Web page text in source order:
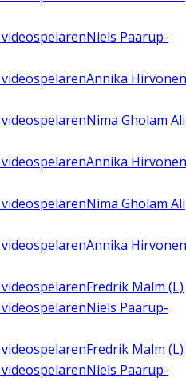
Niels Paarup-
Annika Hirvonen
Nima Gholam Ali
Annika Hirvonen
Nima Gholam Ali
Annika Hirvonen
Fredrik Malm (L)
Niels Paarup-
Fredrik Malm (L)
Niels Paarup-